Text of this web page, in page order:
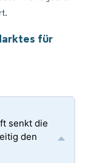
für
senkt die
den